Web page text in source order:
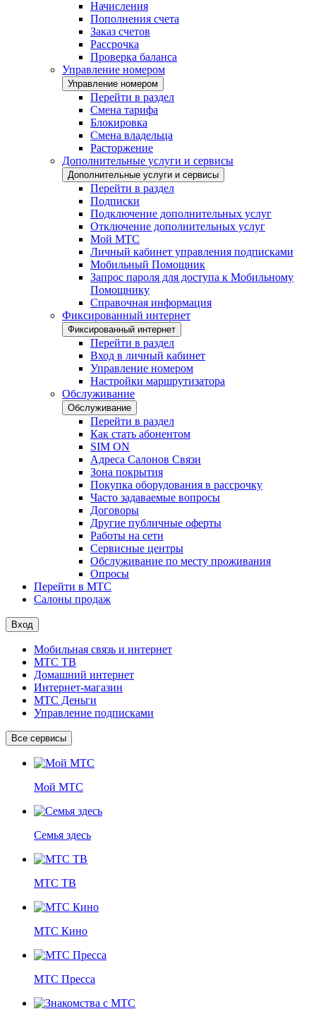
Начисления
Пополнения счета
Заказ счетов
Рассрочка
Проверка баланса
Управление номером
Управление номером
Перейти в раздел
Смена тарифа
Блокировка
Смена владельца
Расторжение
Дополнительные услуги и сервисы
Дополнительные услуги и сервисы
Перейти в раздел
Подписки
Подключение дополнительных услуг
Отключение дополнительных услуг
Мой МТС
Личный кабинет управления подписками
Мобильный Помощник
Запрос пароля для доступа к Мобильному
Помощнику
Справочная информация
Фиксированный интернет
Фиксированный интернет
Перейти в раздел
Вход в личный кабинет
Управление номером
Настройки маршрутизатора
Обслуживание
Обслуживание
Перейти в раздел
Как стать абонентом
SIM ON
Адреса Салонов Связи
Зона покрытия
Покупка оборудования в рассрочку
Часто задаваемые вопросы
Договоры
Другие публичные оферты
Работы на сети
Сервисные центры
Обслуживание по месту проживания
Опросы
Перейти в МТС
Салоны продаж
Вход
Мобильная связь и интернет
МТС ТВ
Домашний интернет
Интернет-магазин
МТС Деньги
Управление подписками
Все сервисы
Мой МТС
Семья здесь
МТС ТВ
МТС Кино
МТС Пресса